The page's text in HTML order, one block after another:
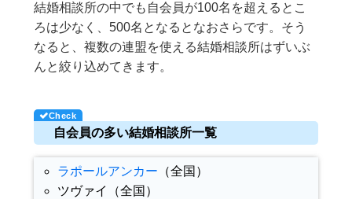
結婚相談所の中でも自会員が100名を超えるとこ
ろは少なく、500名となるとなおさらです。そう
なると、複数の連盟を使える結婚相談所はずいぶ
んと絞り込めてきます。
自会員の多い結婚相談所一覧
ラポールアンカー （全国）
ツヴァイ（全国）